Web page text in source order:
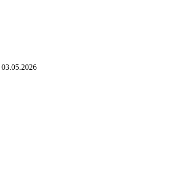
03.05.2026